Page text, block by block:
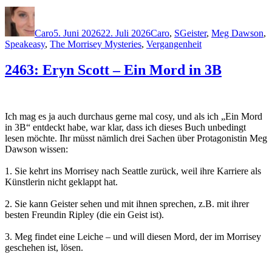
Autor
Caro5. Juni 202622. Juli 2026Caro, SGeister, Meg Dawson,
Speakeasy, The Morrisey Mysteries, Vergangenheit
2463: Eryn Scott – Ein Mord in 3B
Ich mag es ja auch durchaus gerne mal cosy, und als ich „Ein Mord
in 3B“ entdeckt habe, war klar, dass ich dieses Buch unbedingt
lesen möchte. Ihr müsst nämlich drei Sachen über Protagonistin Meg
Dawson wissen:
1. Sie kehrt ins Morrisey nach Seattle zurück, weil ihre Karriere als
Künstlerin nicht geklappt hat.
2. Sie kann Geister sehen und mit ihnen sprechen, z.B. mit ihrer
besten Freundin Ripley (die ein Geist ist).
3. Meg findet eine Leiche – und will diesen Mord, der im Morrisey
geschehen ist, lösen.